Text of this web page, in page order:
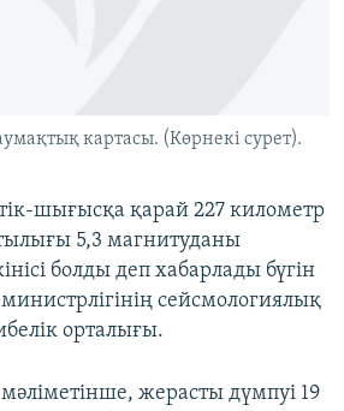
картасы. (Көрнекі сурет).
шығысқа қарай 227 километр
5,3 магнитуданы
болды деп хабарлады бүгін
сейсмологиялық
орталығы.
жерасты дүмпуі 19